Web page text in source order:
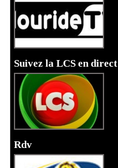
Suivez la LCS en direct
Rdv